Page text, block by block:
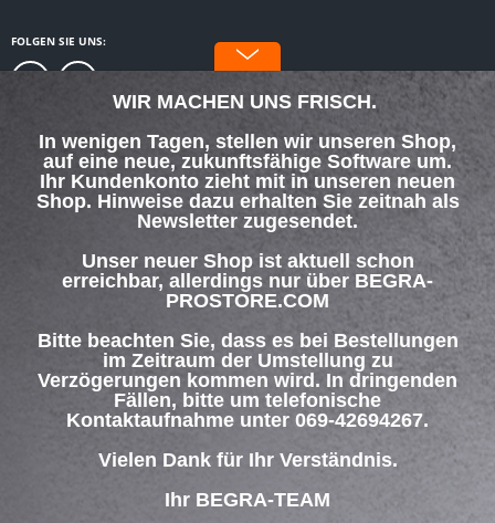
FOLGEN SIE UNS:
WIR MACHEN UNS FRISCH.
In wenigen Tagen, stellen wir unseren Shop,
auf eine neue, zukunftsfähige Software um.
Ihr Kundenkonto zieht mit in unseren neuen
Shop. Hinweise dazu erhalten Sie zeitnah als
Newsletter zugesendet.
Unser neuer Shop ist aktuell schon
erreichbar, allerdings nur über BEGRA-
PROSTORE.COM
Bitte beachten Sie, dass es bei Bestellungen
im Zeitraum der Umstellung zu
Verzögerungen kommen wird. In dringenden
Fällen, bitte um telefonische
Kontaktaufnahme unter 069-42694267.
Vielen Dank für Ihr Verständnis.
Ihr BEGRA-TEAM
SERVICE HOTLINE
INFORMATIONEN
Über uns Hilfe / Support Kontakt
Versand und Zahlungsbedingungen Widerrufsrecht Datenschutz
AGB
Impressum
Nachnahmegebühren, wenn nicht anders beschrieben